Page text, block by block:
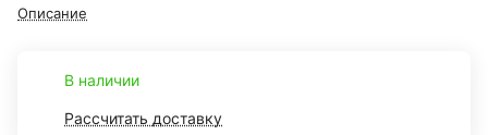
Описание
В наличии
Рассчитать доставку